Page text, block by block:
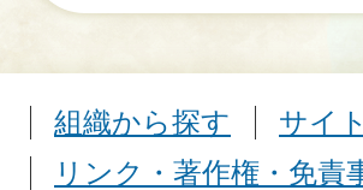
組織から探す
サイ
リンク・著作権・免責